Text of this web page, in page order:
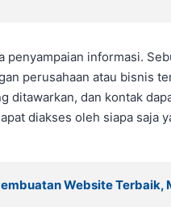
penyampaian informasi.
perusahaan atau bisnis
ditawarkan, dan kontak
diakses oleh siapa
Website Terbaik,